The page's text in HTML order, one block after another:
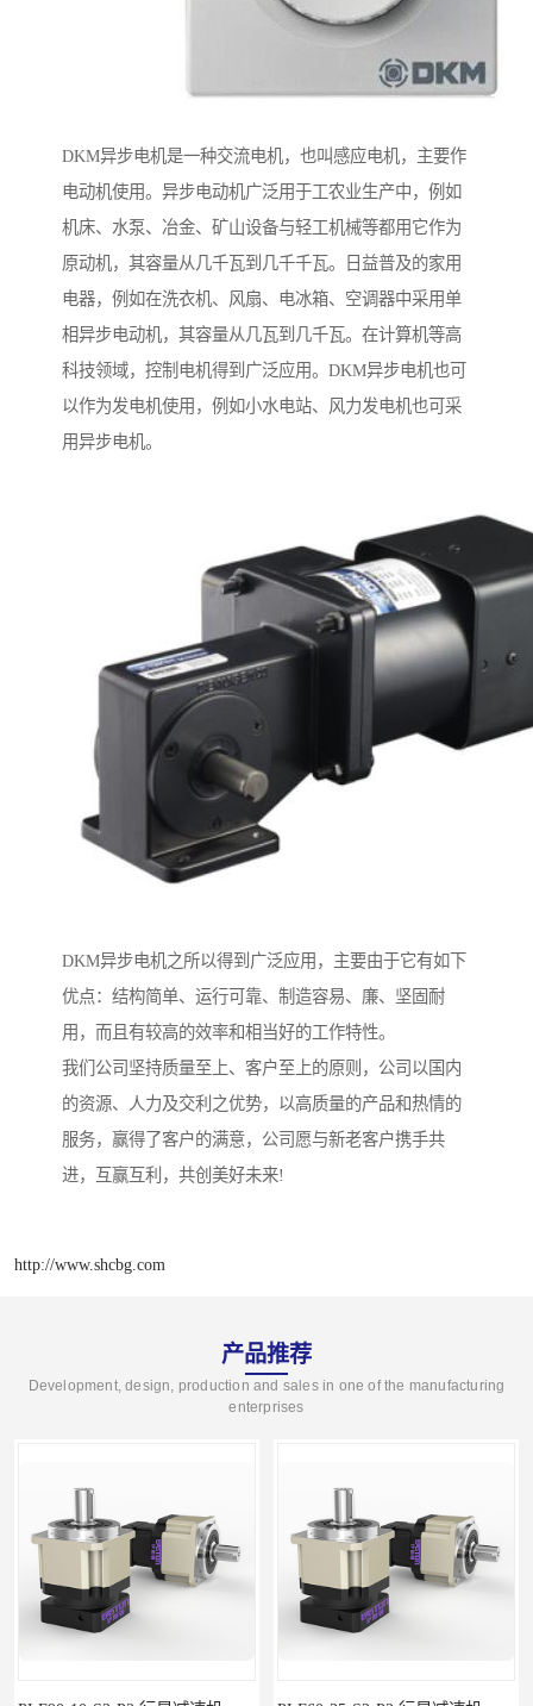
DKM异步电机是一种交流电机，也叫感应电机，主要作
电动机使用。异步电动机广泛用于工农业生产中，例如
机床、水泵、冶金、矿山设备与轻工机械等都用它作为
原动机，其容量从几千瓦到几千千瓦。日益普及的家用
电器，例如在洗衣机、风扇、电冰箱、空调器中采用单
相异步电动机，其容量从几瓦到几千瓦。在计算机等高
科技领域，控制电机得到广泛应用。DKM异步电机也可
以作为发电机使用，例如小水电站、风力发电机也可采
用异步电机。
DKM异步电机之所以得到广泛应用，主要由于它有如下
优点：结构简单、运行可靠、制造容易、廉、坚固耐
用，而且有较高的效率和相当好的工作特性。
我们公司坚持质量至上、客户至上的原则，公司以国内
的资源、人力及交利之优势，以高质量的产品和热情的
服务，赢得了客户的满意，公司愿与新老客户携手共
进，互赢互利，共创美好未来!
http://www.shcbg.com
产品推荐
Development, design, production and sales in one of the manufacturing
enterprises